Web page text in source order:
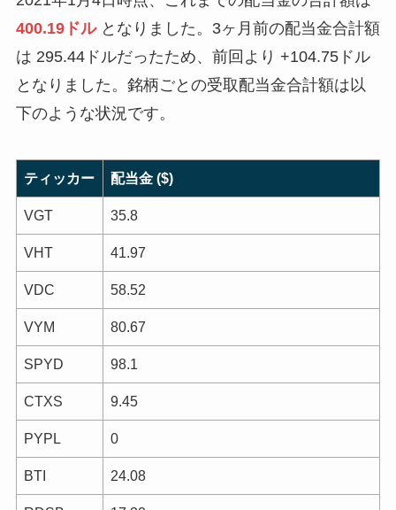
400.19ドルとなりました。3ヶ月前の配当金合計額
は 295.44ドルだったため、前回より +104.75ドル
となりました。銘柄ごとの受取配当金合計額は以
下のような状況です。
ティッカー 配当金 ($)
VGT 35.8
VHT 41.97
VDC 58.52
VYM 80.67
SPYD 98.1
CTXS 9.45
PYPL 0
BTI 24.08